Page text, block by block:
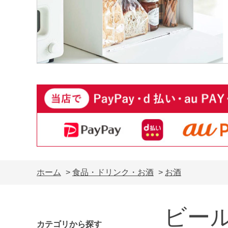
ホーム > 食品・ドリンク・お酒 > お酒
カテゴリから探す ビー